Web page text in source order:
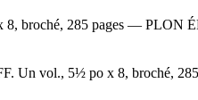
broché, 285 pages — PLON
Un vol., 5½ po x 8, broché,